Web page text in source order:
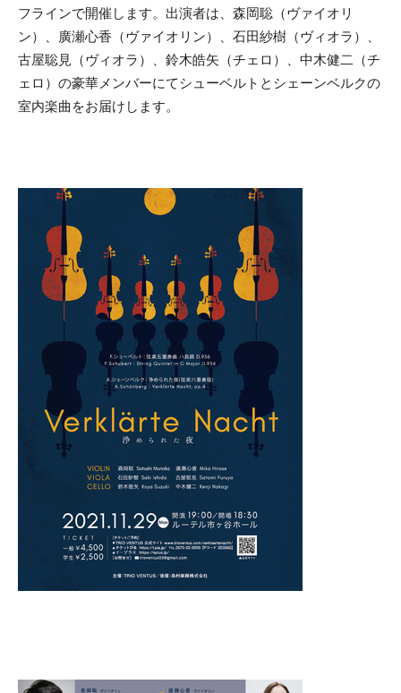
フラインで開催します。出演者は、森岡聡（ヴァイオリ
ン）、廣瀬心香（ヴァイオリン）、石田紗樹（ヴィオラ）、
古屋聡見（ヴィオラ）、鈴木皓矢（チェロ）、中木健二（チ
ェロ）の豪華メンバーにてシューベルトとシェーンベルクの
室内楽曲をお届けします。